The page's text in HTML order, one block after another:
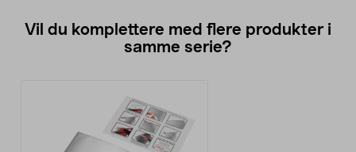
Vil du komplettere med flere produkter i
samme serie?